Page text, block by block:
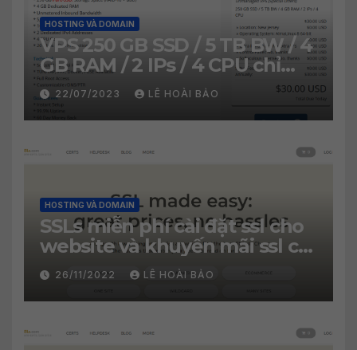
HOSTING VÀ DOMAIN
VPS 250 GB SSD / 5 TB BW / 4
GB RAM / 2 IPs / 4 CPU chỉ
30$/năm
22/07/2023 LÊ HOÀI BẢO
HOSTING VÀ DOMAIN
SSLs miễn phí cài đặt ssl cho
website và khuyến mãi ssl chỉ
2.99$
26/11/2022 LÊ HOÀI BẢO